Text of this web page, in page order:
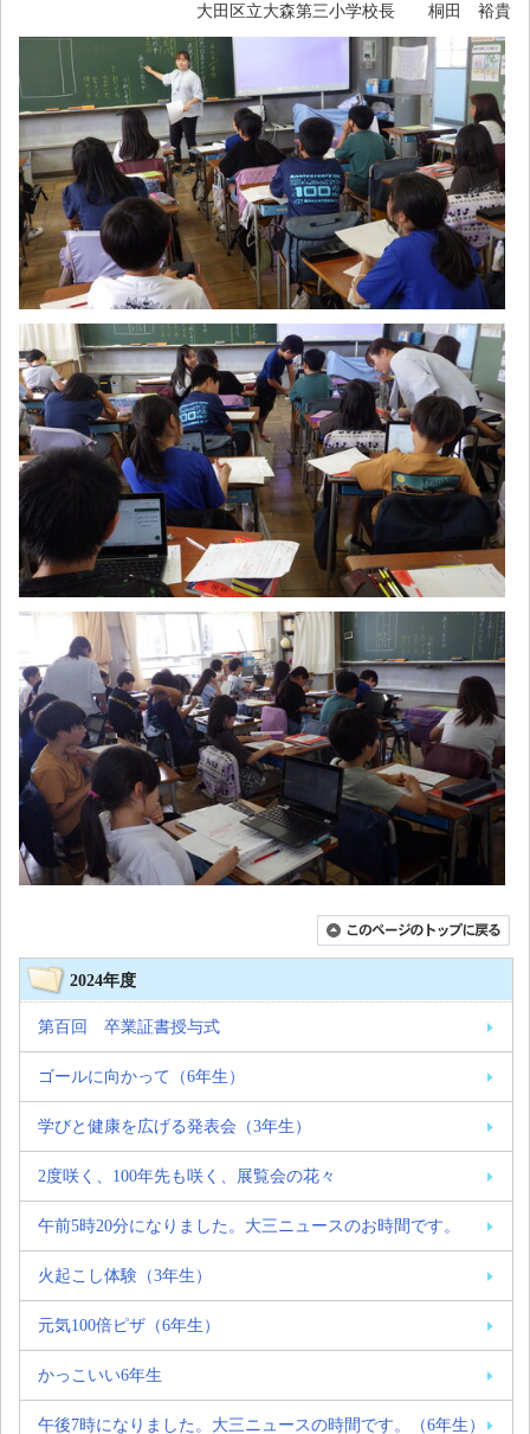
大田区立大森第三小学校長 桐田 裕貴
2024年度
第百回 卒業証書授与式
ゴールに向かって（6年生）
学びと健康を広げる発表会（3年生）
2度咲く、100年先も咲く、展覧会の花々
午前5時20分になりました。大三ニュースのお時間です。
火起こし体験（3年生）
元気100倍ピザ（6年生）
かっこいい6年生
午後7時になりました。大三ニュースの時間です。（6年生）